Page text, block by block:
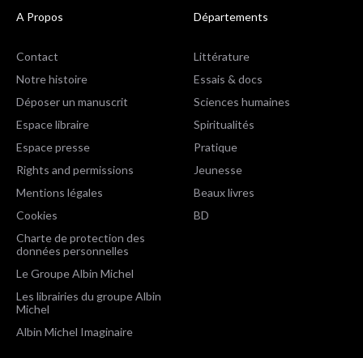
A Propos
Contact
Notre histoire
Déposer un manuscrit
Espace libraire
Espace presse
Rights and permissions
Mentions légales
Cookies
Charte de protection des
données personnelles
Le Groupe Albin Michel
Les librairies du groupe Albin
Michel
Albin Michel Imaginaire
Départements
Littérature
Essais & docs
Sciences humaines
Spiritualités
Pratique
Jeunesse
Beaux livres
BD